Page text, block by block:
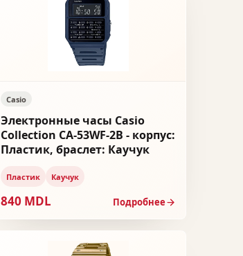
Casio
Электронные часы Casio
Collection CA-53WF-2B - корпус:
Пластик, браслет: Каучук
Пластик Каучук
840 MDL Подробнее